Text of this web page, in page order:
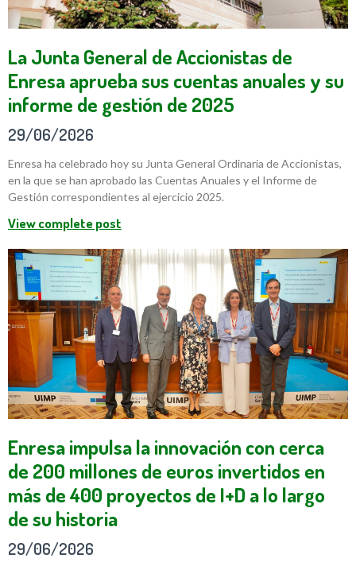
La Junta General de Accionistas de
Enresa aprueba sus cuentas anuales y su
informe de gestión de 2025
29/06/2026
Enresa ha celebrado hoy su Junta General Ordinaria de Accionistas,
en la que se han aprobado las Cuentas Anuales y el Informe de
Gestión correspondientes al ejercicio 2025.
View complete post
Enresa impulsa la innovación con cerca
de 200 millones de euros invertidos en
más de 400 proyectos de I+D a lo largo
de su historia
29/06/2026